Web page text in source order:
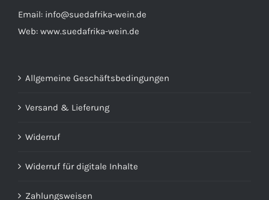
Email: info@suedafrika-wein.de
Web: www.suedafrika-wein.de
Allgemeine Geschäftsbedingungen
Versand & Lieferung
Widerruf
Widerruf für digitale Inhalte
Zahlungsweisen